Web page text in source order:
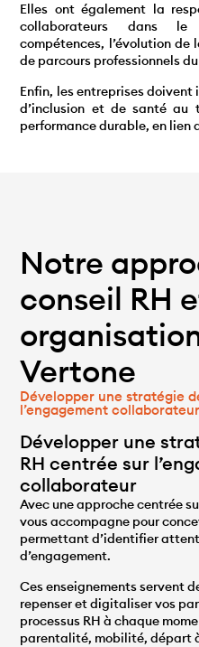
Elles ont également la
collaborateurs dans le
compétences, l’évolution
de parcours professionnels
Enfin, les entreprises
d’inclusion et de santé au
performance durable, en lien
Notre
conseil RH
Vertone
Développer une stratégie
l’engagement collaborateur
Développer une
RH centrée sur
collaborateur
Avec une approche centrée
vous accompagne pour
permettant d’identifier
d’engagement.
Ces enseignements servent
repenser et digitaliser vos
processus RH à chaque
parentalité, mobilité, départ